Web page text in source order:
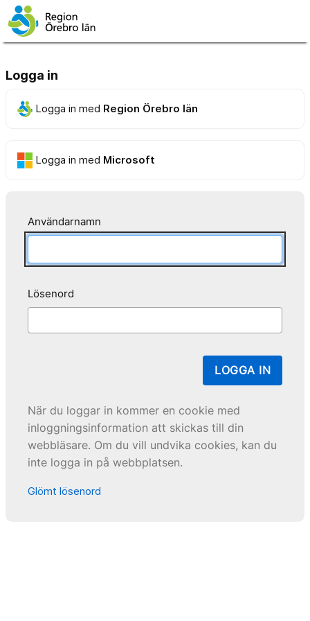
Logga in
Logga in med Region Örebro län
Logga in med Microsoft
Användarnamn
Lösenord
LOGGA IN
När du loggar in kommer en cookie med
inloggningsinformation att skickas till din
webbläsare. Om du vill undvika cookies, kan du
inte logga in på webbplatsen.
Glömt lösenord